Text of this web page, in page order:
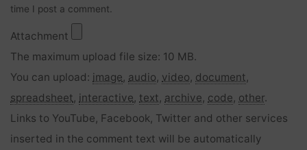
time I post a comment.
Attachment
The maximum upload file size: 10 MB.
You can upload: image, audio, video, document,
spreadsheet, interactive, text, archive, code, other.
Links to YouTube, Facebook, Twitter and other services
inserted in the comment text will be automatically